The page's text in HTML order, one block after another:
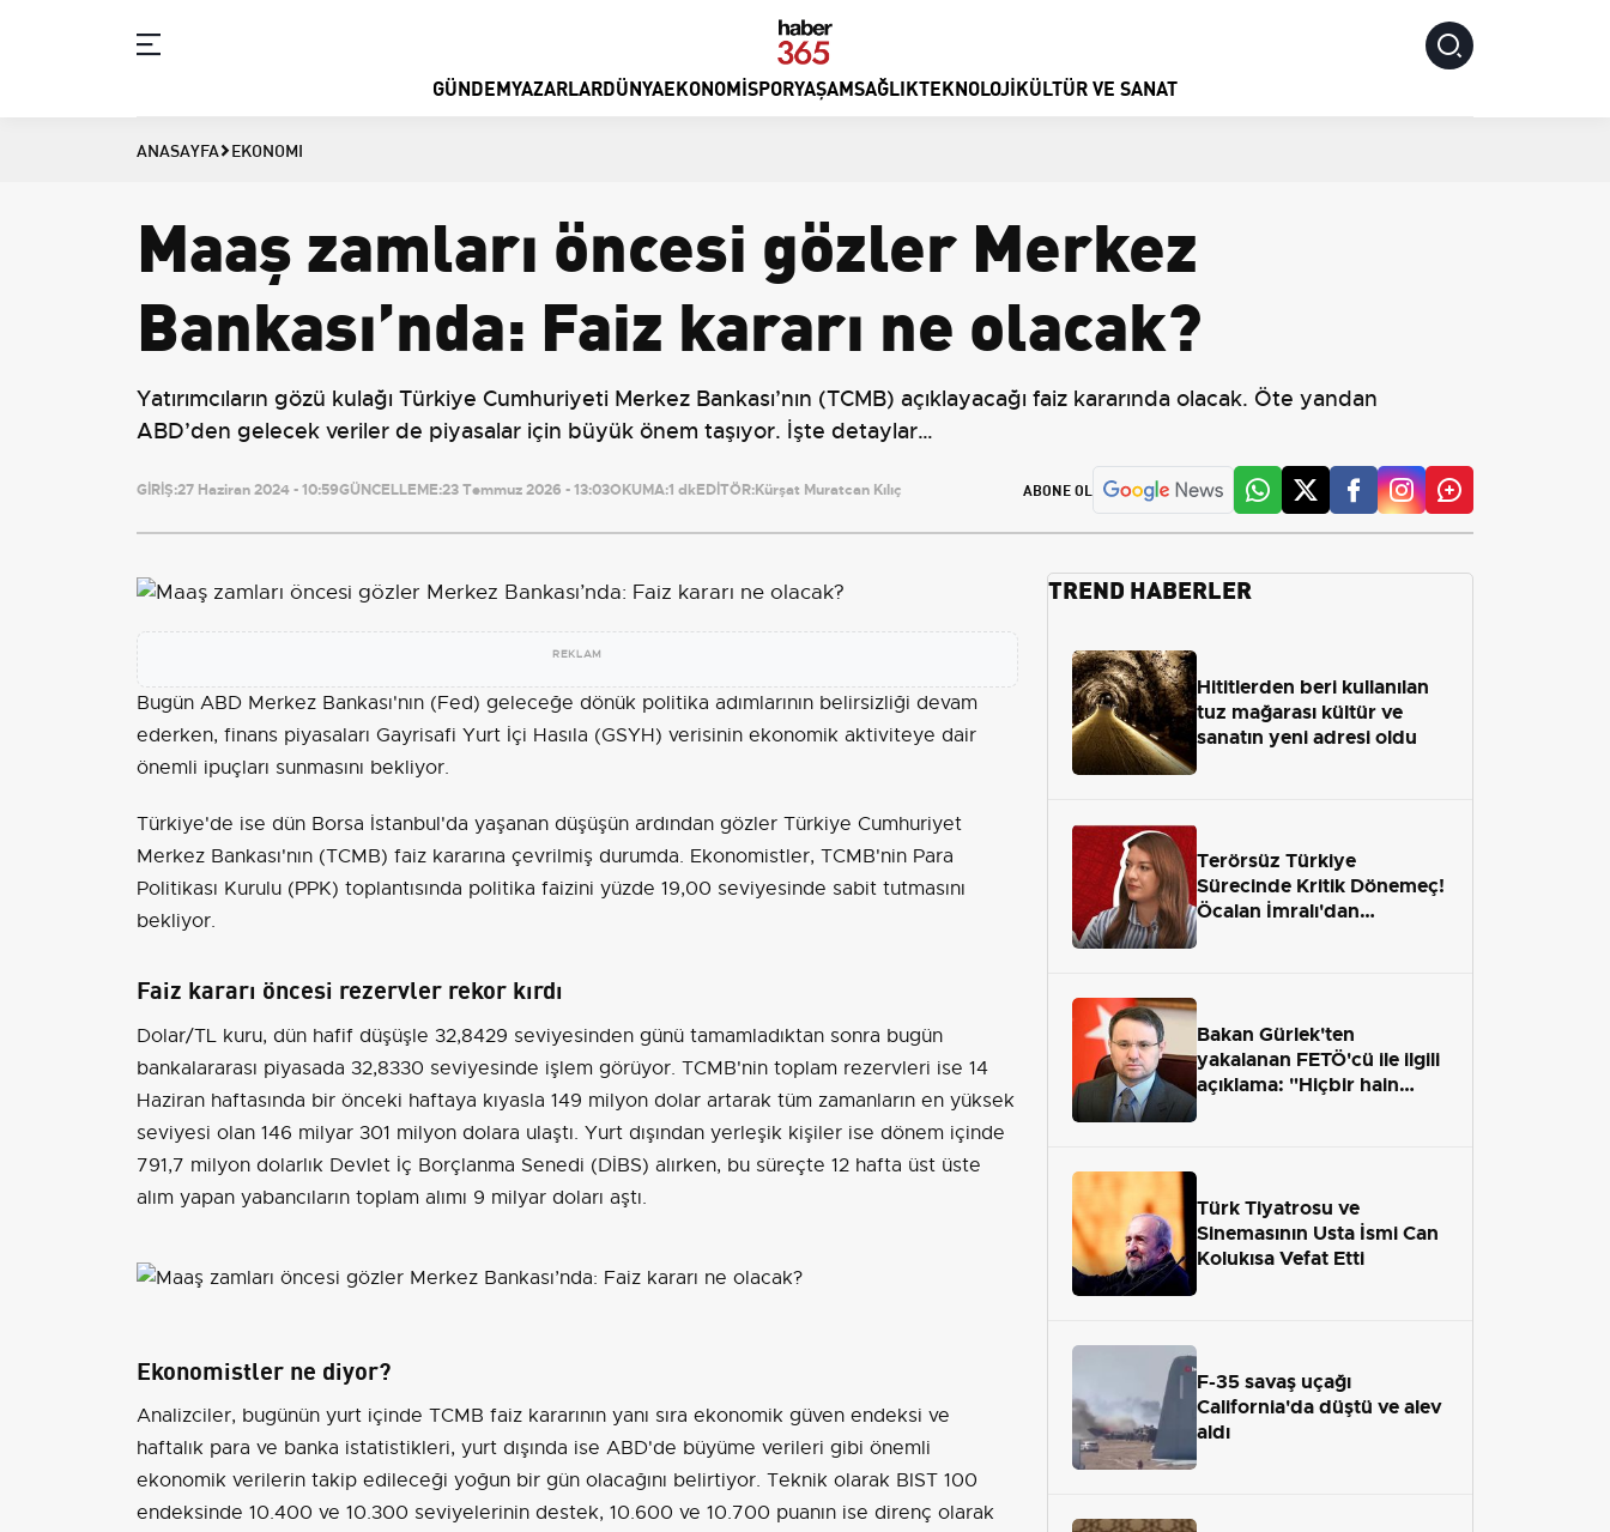
GÜNDEMYAZARLARDÜNYAEKONOMISPORYAŞAMSAĞLIKTEKNOLOJIKÜLTÜR VE SANAT
ANASAYFA EKONOMI
Maaş zamları öncesi gözler Merkez
Bankası’nda: Faiz kararı ne olacak?
Yatırımcıların gözü kulağı Türkiye Cumhuriyeti Merkez Bankası’nın (TCMB) açıklayacağı faiz kararında olacak. Öte yandan
ABD’den gelecek veriler de piyasalar için büyük önem taşıyor. İşte detaylar…
GİRİŞ:27 Haziran 2024 - 10:59GÜNCELLEME:23 Temmuz 2026 - 13:03OKUMA:1 dkEDİTÖR:Kürşat Muratcan Kılıç ABONE OL
REKLAM
Bugün ABD Merkez Bankası'nın (Fed) geleceğe dönük politika adımlarının belirsizliği devam
ederken, finans piyasaları Gayrisafi Yurt İçi Hasıla (GSYH) verisinin ekonomik aktiviteye dair
önemli ipuçları sunmasını bekliyor.
Türkiye'de ise dün Borsa İstanbul'da yaşanan düşüşün ardından gözler Türkiye Cumhuriyet
Merkez Bankası'nın (TCMB) faiz kararına çevrilmiş durumda. Ekonomistler, TCMB'nin Para
Politikası Kurulu (PPK) toplantısında politika faizini yüzde 19,00 seviyesinde sabit tutmasını
bekliyor.
Faiz kararı öncesi rezervler rekor kırdı
Dolar/TL kuru, dün hafif düşüşle 32,8429 seviyesinden günü tamamladıktan sonra bugün
bankalararası piyasada 32,8330 seviyesinde işlem görüyor. TCMB'nin toplam rezervleri ise 14
Haziran haftasında bir önceki haftaya kıyasla 149 milyon dolar artarak tüm zamanların en yüksek
seviyesi olan 146 milyar 301 milyon dolara ulaştı. Yurt dışından yerleşik kişiler ise dönem içinde
791,7 milyon dolarlık Devlet İç Borçlanma Senedi (DİBS) alırken, bu süreçte 12 hafta üst üste
alım yapan yabancıların toplam alımı 9 milyar doları aştı.
Ekonomistler ne diyor?
Analizciler, bugünün yurt içinde TCMB faiz kararının yanı sıra ekonomik güven endeksi ve
haftalık para ve banka istatistikleri, yurt dışında ise ABD'de büyüme verileri gibi önemli
ekonomik verilerin takip edileceği yoğun bir gün olacağını belirtiyor. Teknik olarak BIST 100
endeksinde 10.400 ve 10.300 seviyelerinin destek, 10.600 ve 10.700 puanın ise direnç olarak
TREND HABERLER
Hititlerden beri kullanılan
tuz mağarası kültür ve
sanatın yeni adresi oldu
Terörsüz Türkiye
Sürecinde Kritik Dönemeç!
Öcalan İmralı'dan
Bakan Gürlek'ten
yakalanan FETÖ'cü ile ilgili
açıklama: "Hiçbir hain
Türk Tiyatrosu ve
Sinemasının Usta İsmi Can
Kolukısa Vefat Etti
F-35 savaş uçağı
California'da düştü ve alev
aldı